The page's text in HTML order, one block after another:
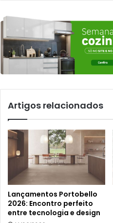
Artigos relacionados
Lançamentos Portobello
2026: Encontro perfeito
entre tecnologia e design